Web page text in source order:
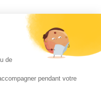
de
pendant votre